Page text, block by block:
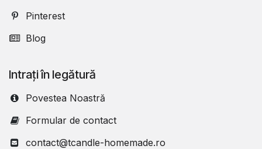
Pinterest
Blog
Intrați în legătură
Povestea Noastră
Formular de contact
contact@tcandle-homemade.ro